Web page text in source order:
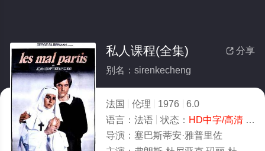
 分享
私人课程(全集)
别名：sirenkecheng
法国 伦理 1976
6.0
语言： 法语 状态： HD中字/高清- 免费在线观看
导演： 塞巴斯蒂安·雅普里佐